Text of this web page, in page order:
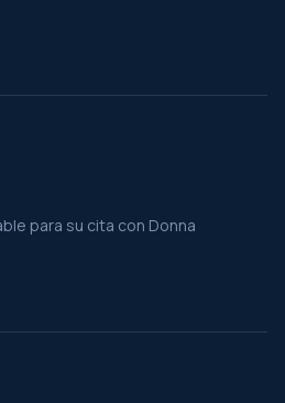
para su cita con Donna